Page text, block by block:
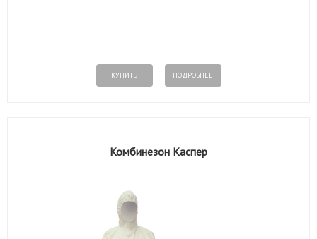
КУПИТЬ ПОДРОБНЕЕ
Комбинезон Каспер